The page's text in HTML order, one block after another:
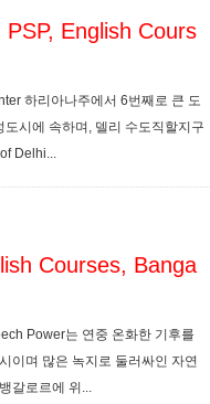
English Cours
하리아나주에서 6번째로 큰 도
시에 속하며, 델리 수도직할지구
Delhi...
Courses, Banga
Power는 연중 온화한 기후를
이며 많은 녹지로 둘러싸인 자연
갈로르에 위...